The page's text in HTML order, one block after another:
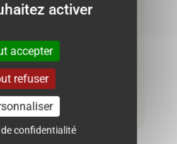
6.50€
au panier
activer
accepter
refuser
confidentialité